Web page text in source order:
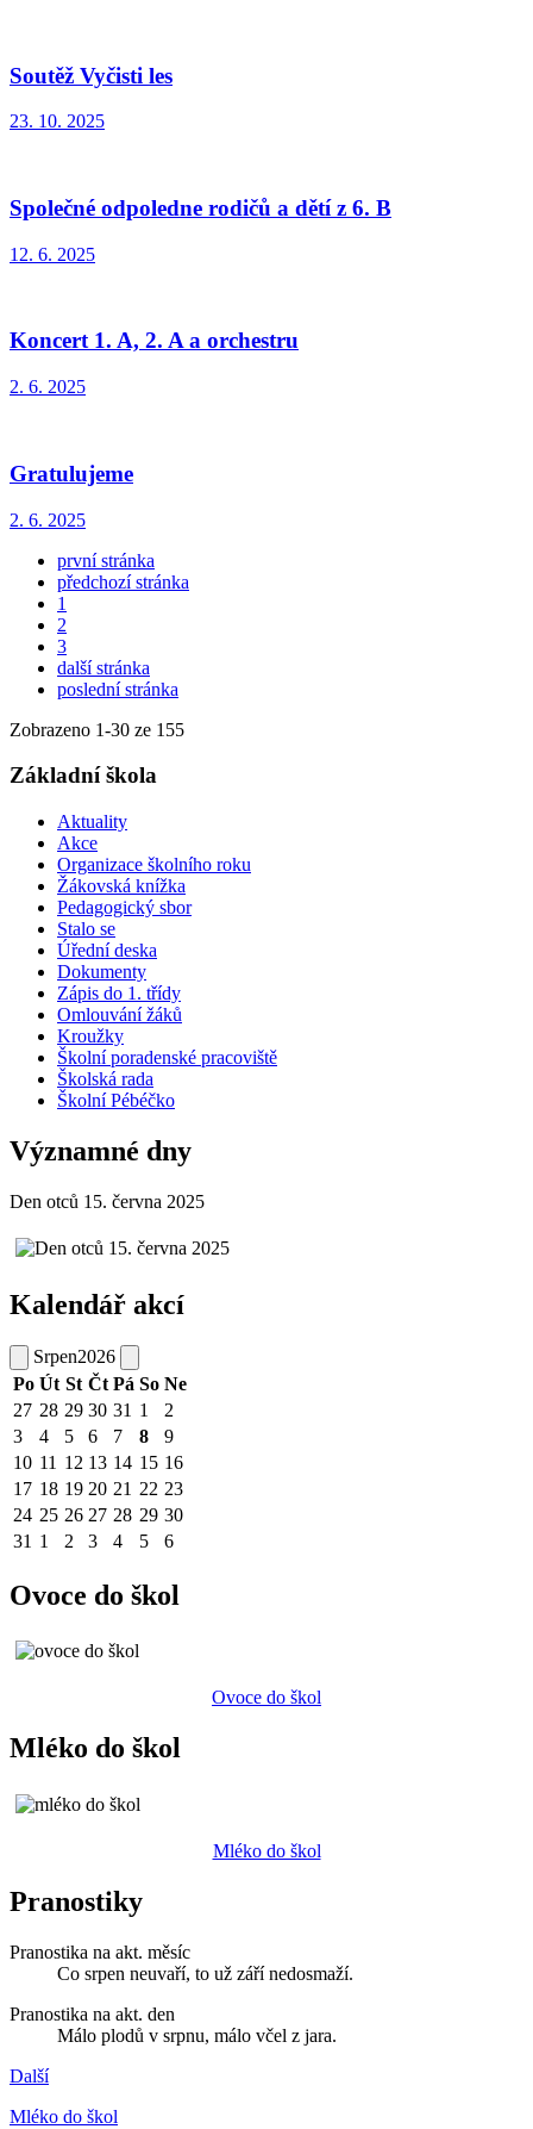
Soutěž Vyčisti les
23. 10. 2025
Společné odpoledne rodičů a dětí z 6. B
12. 6. 2025
Koncert 1. A, 2. A a orchestru
2. 6. 2025
Gratulujeme
2. 6. 2025
první stránka
předchozí stránka
1
2
3
další stránka
poslední stránka
Zobrazeno 1-30 ze 155
Základní škola
Aktuality
Akce
Organizace školního roku
Žákovská knížka
Pedagogický sbor
Stalo se
Úřední deska
Dokumenty
Zápis do 1. třídy
Omlouvání žáků
Kroužky
Školní poradenské pracoviště
Školská rada
Školní Pébéčko
Významné dny
Den otců 15. června 2025
Kalendář akcí
Srpen2026
Po Út St Čt Pá So Ne
27 28 29 30 31 1
2
3
4 5 6 7 8
9
10 11 12 13 14 15 16
17 18 19 20 21 22 23
24 25 26 27 28 29 30
31 1 2 3 4 5 6
Ovoce do škol
Ovoce do škol
Mléko do škol
Mléko do škol
Pranostiky
Pranostika na akt. měsíc
Co srpen neuvaří, to už září nedosmaží.
Pranostika na akt. den
Málo plodů v srpnu, málo včel z jara.
Další
Mléko do škol